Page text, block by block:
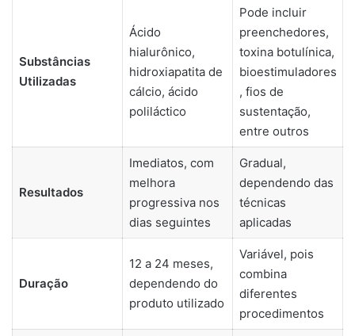
Substâncias
Utilizadas
Ácido
hialurônico,
hidroxiapatita de
cálcio, ácido
poliláctico
Pode incluir
preenchedores,
toxina botulínica,
bioestimuladores
, fios de
sustentação,
entre outros
Resultados
Imediatos, com
melhora
progressiva nos
dias seguintes
Gradual,
dependendo das
técnicas
aplicadas
Duração
12 a 24 meses,
dependendo do
produto utilizado
Variável, pois
combina
diferentes
procedimentos